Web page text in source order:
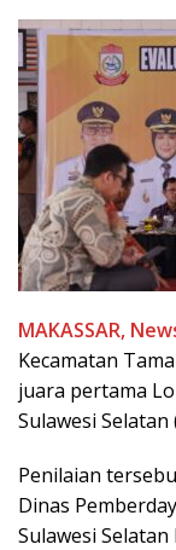
MAKASSAR,
Kecamatan
juara pertama
Sulawesi
Penilaian
Dinas
Sulawesi